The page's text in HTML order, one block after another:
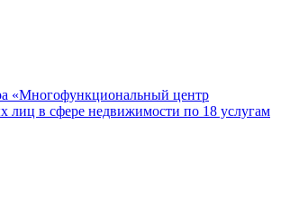
«Многофункциональный центр
лиц в сфере недвижимости по 18 услугам